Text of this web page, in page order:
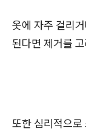
옷에 자주 걸리
된다면 제거를
또한 심리적으로